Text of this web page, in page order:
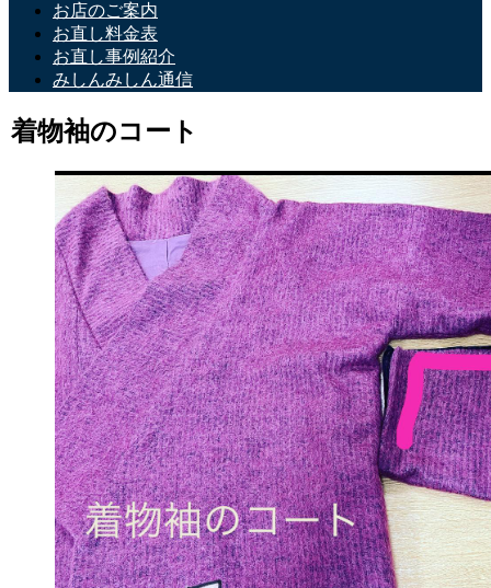
お店のご案内
お直し料金表
お直し事例紹介
みしんみしん通信
着物袖のコート